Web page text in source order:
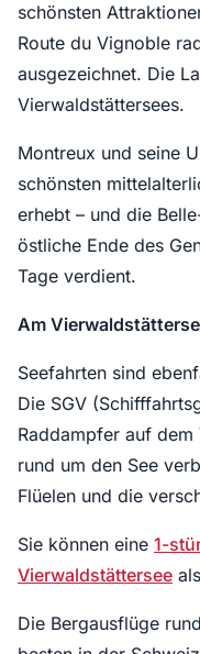
schönsten
Route du Vignoble
ausgezeichnet. Die
Vierwaldstättersees.
Montreux und seine
schönsten
erhebt – und die
östliche Ende des
Tage verdient.
Am
Seefahrten sind
Die SGV
Raddampfer auf
rund um den See
Flüelen und die
Sie können eine 1-
Vierwaldstättersee
Die Bergausflüge